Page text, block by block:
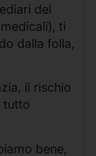
del
ti
dalla folla,
il rischio
tutto
bene,